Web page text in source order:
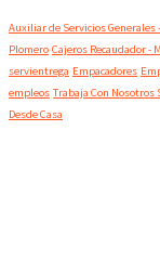
Auxiliar de Servicios Generales
Plomero Cajeros Recaudador -
servientrega Empacadores
empleos Trabaja Con Nosotros
Desde Casa